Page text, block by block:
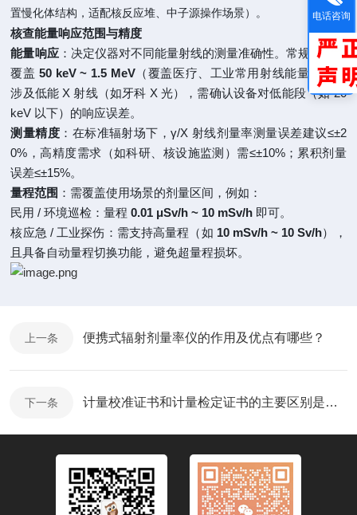
置慢化体结构，适配核反应堆、中子源操作场景）。
核查能量响应范围与精度
能量响应：决定仪器对不同能量射线的测量准确性。常规场景需
覆盖50 keV ~ 1.5 MeV（覆盖医疗、工业常用射线能量）；若
涉及低能 X 射线（如牙科 X 光），需确认设备对低能段（如 20
keV 以下）的响应误差。
测量精度 ：在标准辐射场下，γ/X 射线剂量率测量误差建议≤±2
0%，高精度需求（如科研、核设施监测）需≤±10%；累积剂量
误差≤±15%。
量程范围 ：需覆盖使用场景的剂量区间，例如：
民用 / 环境巡检：量程0.01 μSv/h ~ 10 mSv/h 即可。
核应急 / 工业探伤：需支持高量程（如 10 mSv/h ~ 10 Sv/h），
且具备自动量程切换功能，避免超量程损坏。
上一条 便携式辐射剂量率仪的作用及优点有哪些？
下一条 计量校准证书和计量检定证书的主要区别是什么？
电话咨询